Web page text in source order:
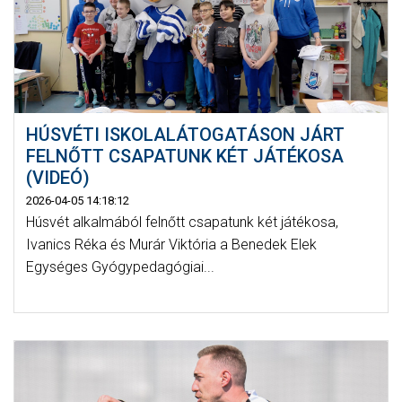
HÚSVÉTI ISKOLALÁTOGATÁSON JÁRT
FELNŐTT CSAPATUNK KÉT JÁTÉKOSA
(VIDEÓ)
2026-04-05 14:18:12
Húsvét alkalmából felnőtt csapatunk két játékosa,
Ivanics Réka és Murár Viktória a Benedek Elek
Egységes Gyógypedagógiai...